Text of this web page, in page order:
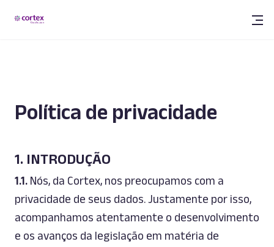
Política de privacidade
1. INTRODUÇÃO
1.1. Nós, da Cortex, nos preocupamos com a
privacidade de seus dados. Justamente por isso,
acompanhamos atentamente o desenvolvimento
e os avanços da legislação em matéria de